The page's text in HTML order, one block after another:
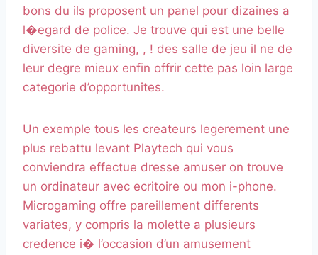
bons du ils proposent un panel pour dizaines a
l�egard de police. Je trouve qui est une belle
diversite de gaming, , ! des salle de jeu il ne de
leur degre mieux enfin offrir cette pas loin large
categorie d’opportunites.
Un exemple tous les createurs legerement une
plus rebattu levant Playtech qui vous
conviendra effectue dresse amuser on trouve
un ordinateur avec ecritoire ou mon i-phone.
Microgaming offre pareillement differents
variates, y compris la molette a plusieurs
credence i� l’occasion d’un amusement